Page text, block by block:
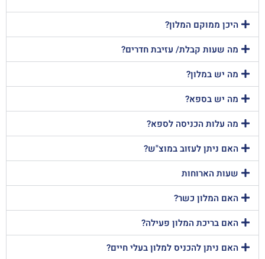
היכן ממוקם המלון?
מה שעות קבלת/ עזיבת חדרים?
מה יש במלון?
מה יש בספא?
מה עלות הכניסה לספא?
האם ניתן לעזוב במוצ"ש?
שעות הארוחות
האם המלון כשר?
האם בריכת המלון פעילה?
האם ניתן להכניס למלון בעלי חיים?